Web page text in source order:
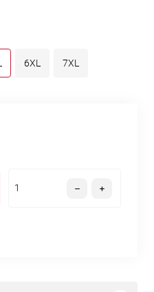
6XL 7XL